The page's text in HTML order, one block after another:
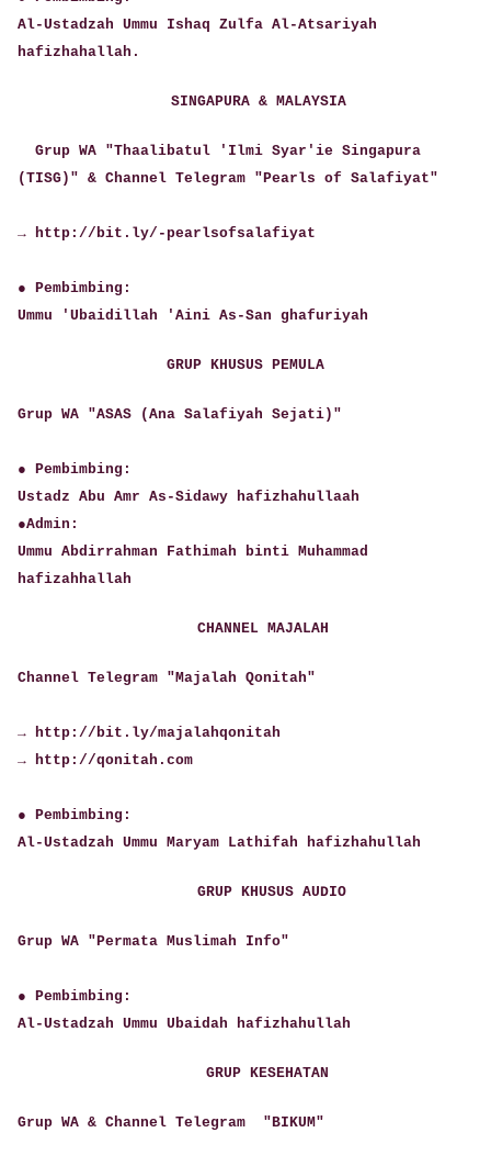
Al-Ustadzah Ummu Ishaq Zulfa Al-Atsariyah
hafizhahallah.
SINGAPURA & MALAYSIA
Grup WA "Thaalibatul 'Ilmi Syar'ie Singapura
(TISG)" & Channel Telegram "Pearls of Salafiyat"
→ http://bit.ly/-pearlsofsalafiyat
● Pembimbing:
Ummu 'Ubaidillah 'Aini As-San ghafuriyah
GRUP KHUSUS PEMULA
Grup WA "ASAS (Ana Salafiyah Sejati)"
● Pembimbing:
Ustadz Abu Amr As-Sidawy hafizhahullaah
●Admin:
Ummu Abdirrahman Fathimah binti Muhammad
hafizahhallah
CHANNEL MAJALAH
Channel Telegram "Majalah Qonitah"
→ http://bit.ly/majalahqonitah
→ http://qonitah.com
● Pembimbing:
Al-Ustadzah Ummu Maryam Lathifah hafizhahullah
GRUP KHUSUS AUDIO
Grup WA "Permata Muslimah Info"
● Pembimbing:
Al-Ustadzah Ummu Ubaidah hafizhahullah
GRUP KESEHATAN
Grup WA & Channel Telegram "BIKUM"